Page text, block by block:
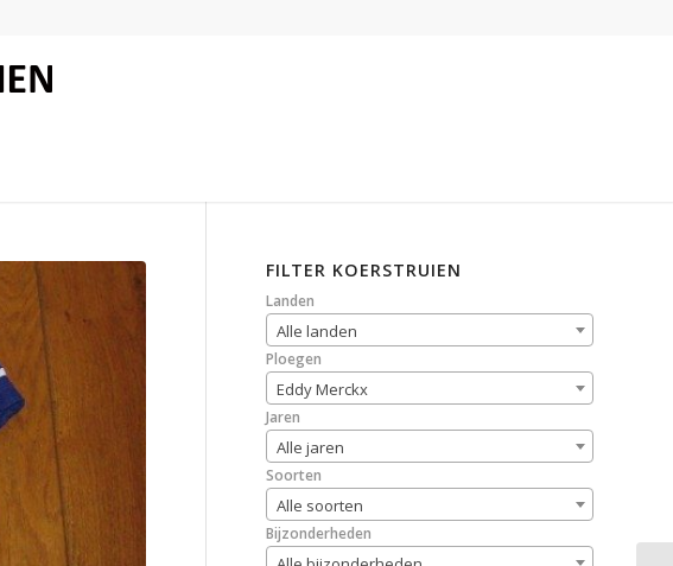
FILTER KOERSTRUIEN
Landen
Alle landen
Ploegen
Eddy Merckx
Jaren
Alle jaren
Soorten
Alle soorten
Bijzonderheden